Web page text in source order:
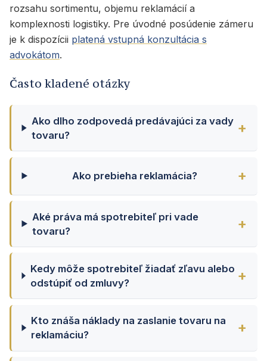
rozsahu sortimentu, objemu reklamácií a
komplexnosti logistiky. Pre úvodné posúdenie zámeru
je k dispozícii platená vstupná konzultácia s
advokátom.
Často kladené otázky
Ako dlho zodpovedá predávajúci za vady
tovaru?
Ako prebieha reklamácia?
Aké práva má spotrebiteľ pri vade
tovaru?
Kedy môže spotrebiteľ žiadať zľavu alebo
odstúpiť od zmluvy?
Kto znáša náklady na zaslanie tovaru na
reklamáciu?